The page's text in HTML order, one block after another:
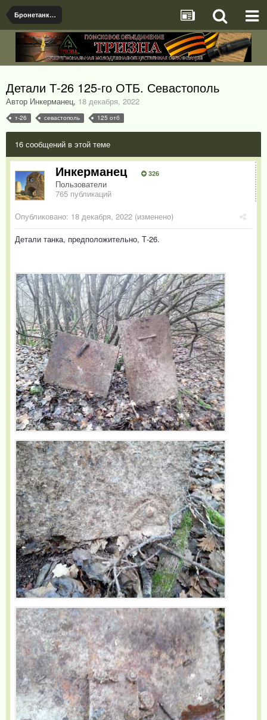
Бронетанковая техника
Детали Т-26 125-го ОТБ. Севастополь
Автор Инкерманец, 18 декабря, 2022
т-26 севастополь 125 отб
16 сообщений в этой теме
Инкерманец 326
Пользователи
765 публикаций
Опубликовано: 18 декабря, 2022 (изменено)
Детали танка, предположительно, Т-26.